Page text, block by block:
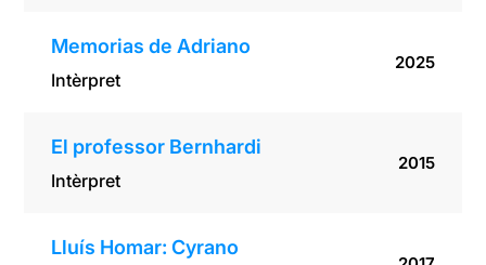
Memorias de Adriano
Intèrpret
2025
El professor Bernhardi
Intèrpret
2015
Lluís Homar: Cyrano